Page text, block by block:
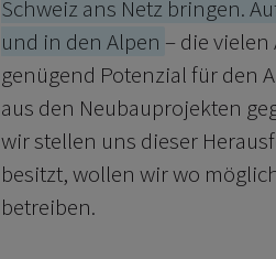
Schweiz ans Netz bringen.
und in den Alpen – die
genügend Potenzial für den
aus den Neubauprojekten
wir stellen uns dieser
besitzt, wollen wir wo
betreiben.